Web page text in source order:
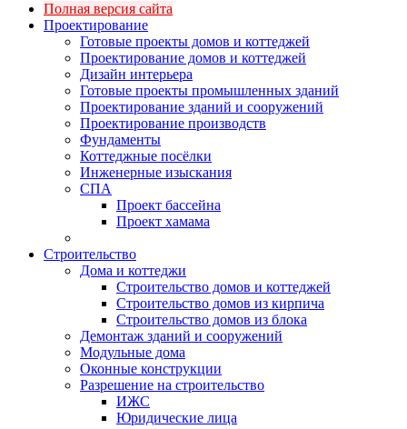
Полная версия сайта
Проектирование
Готовые проекты домов и коттеджей
Проектирование домов и коттеджей
Дизайн интерьера
Готовые проекты промышленных зданий
Проектирование зданий и сооружений
Проектирование производств
Фундаменты
Коттеджные посёлки
Инженерные изыскания
СПА
Проект бассейна
Проект хамама
Строительство
Дома и коттеджи
Строительство домов и коттеджей
Строительство домов из кирпича
Строительство домов из блока
Демонтаж зданий и сооружений
Модульные дома
Оконные конструкции
Разрешение на строительство
ИЖС
Юридические лица